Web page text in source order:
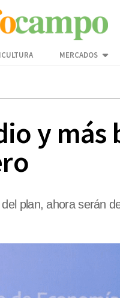
MERCADOS
y
plan, ahora serán